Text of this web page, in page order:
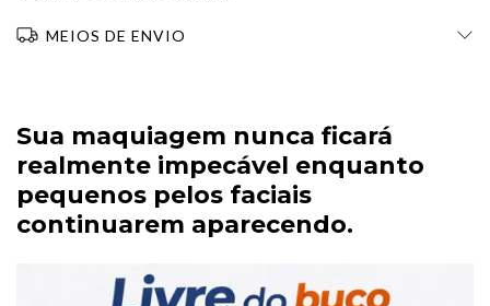
MEIOS DE ENVIO
Sua maquiagem nunca ficará
realmente impecável enquanto
pequenos pelos faciais
continuarem aparecendo.